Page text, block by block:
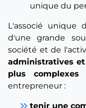
unique du
L'associé unique
d'une grande
société et de
administratives
plus complexes
entrepreneur :
tenir une